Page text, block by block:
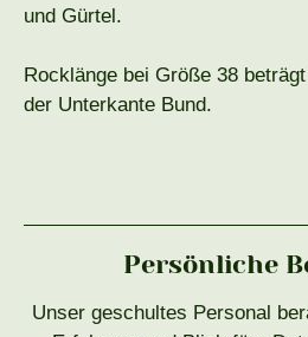
und Gürtel.
Rocklänge bei Größe 38
der Unterkante Bund.
Persönliche
Unser geschultes Personal